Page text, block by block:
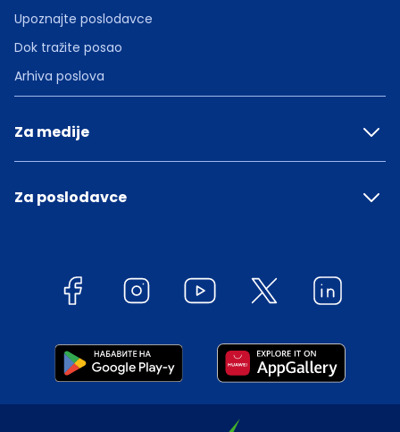
Upoznajte poslodavce
Dok tražite posao
Arhiva poslova
Za medije
Za poslodavce